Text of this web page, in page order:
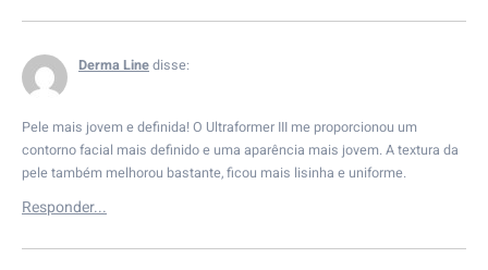
Derma Linedisse:
Pele mais jovem e definida! O Ultraformer III me proporcionou um
contorno facial mais definido e uma aparência mais jovem. A textura da
pele também melhorou bastante, ficou mais lisinha e uniforme.